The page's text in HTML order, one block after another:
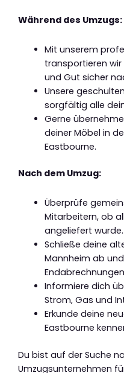
Während des Umzugs:
Mit unserem
transportieren wir
und Gut sicher
Unsere
sorgfältig alle
Gerne
deiner Möbel in
Eastbourne.
Nach dem Umzug:
Überprüfe
Mitarbeitern, ob
angeliefert wurde.
Schließe deine
Mannheim ab
Informiere dich
Strom, Gas und
Erkunde deine
Eastbourne
Du bist auf der Suche
Umzugsunternehmen